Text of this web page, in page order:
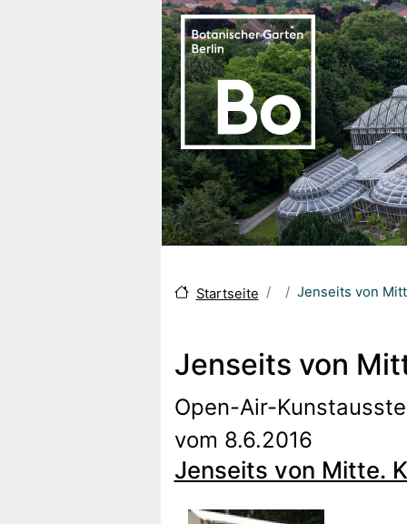
Startseite Jenseits von
Jenseits von
Open-Air-
vom 8.6.2016
Jenseits von Mitte.